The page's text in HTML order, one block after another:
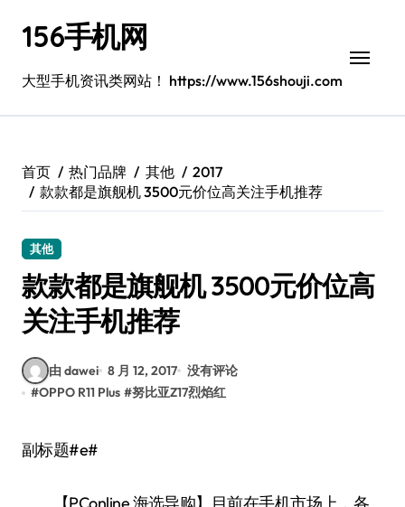
156手机网
大型手机资讯类网站！ https://www.156shouji.com
首页 热门品牌 其他
2017
款款都是旗舰机 3500元价位高关注手机推荐
其他
款款都是旗舰机 3500元价位高
关注手机推荐
由 dawei 8 月 12, 2017 没有评论
#OPPO R11 Plus #努比亚Z17烈焰红
副标题#e#